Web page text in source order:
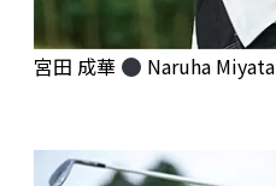
宮田 成華 Naruha Miyata